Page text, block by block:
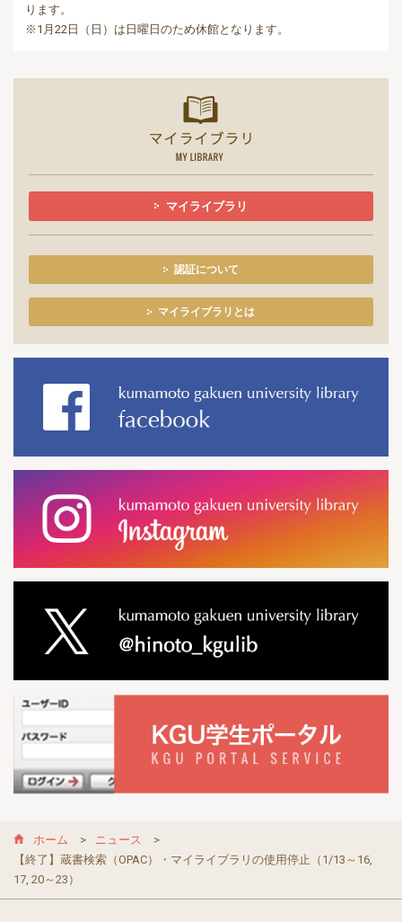
ります。
※1月22日（日）は日曜日のため休館となります。
マイライブラリ
認証について
マイライブラリとは
ホーム
ニュース
【終了】蔵書検索（OPAC）・マイライブラリの使用停止（1/13～16,
17, 20～23）